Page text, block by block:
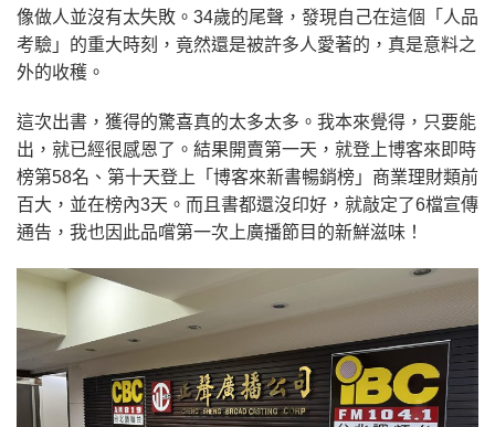
像做人並沒有太失敗。34歲的尾聲，發現自己在這個「人品
考驗」的重大時刻，竟然還是被許多人愛著的，真是意料之
外的收穫。
這次出書，獲得的驚喜真的太多太多。我本來覺得，只要能
出，就已經很感恩了。結果開賣第一天，就登上博客來即時
榜第58名、第十天登上「博客來新書暢銷榜」商業理財類前
百大，並在榜內3天。而且書都還沒印好，就敲定了6檔宣傳
通告，我也因此品嚐第一次上廣播節目的新鮮滋味！